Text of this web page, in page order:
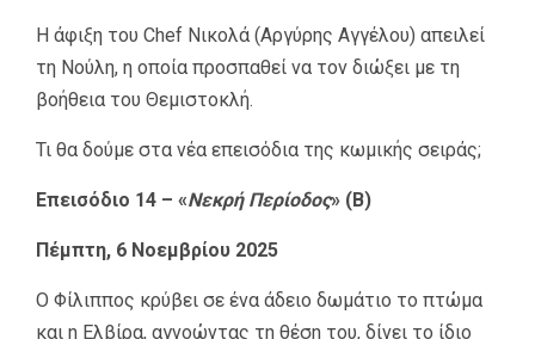
Η άφιξη του Chef Νικολά (Αργύρης Αγγέλου) απειλεί
τη Νούλη, η οποία προσπαθεί να τον διώξει με τη
βοήθεια του Θεμιστοκλή.
Τι θα δούμε στα νέα επεισόδια της κωμικής σειράς;
Επεισόδιο 14 – «Νεκρή Περίοδος» (Β)
Πέμπτη, 6 Νοεμβρίου 2025
Ο Φίλιππος κρύβει σε ένα άδειο δωμάτιο το πτώμα
και η Ελβίρα, αγνοώντας τη θέση του, δίνει το ίδιο